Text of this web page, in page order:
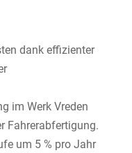
dank effizienter
im Werk Vreden
Fahrerabfertigung.
um 5 % pro Jahr